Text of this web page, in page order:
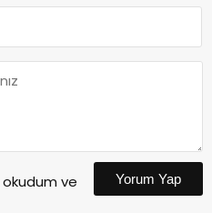
okudum ve
Yorum Yap